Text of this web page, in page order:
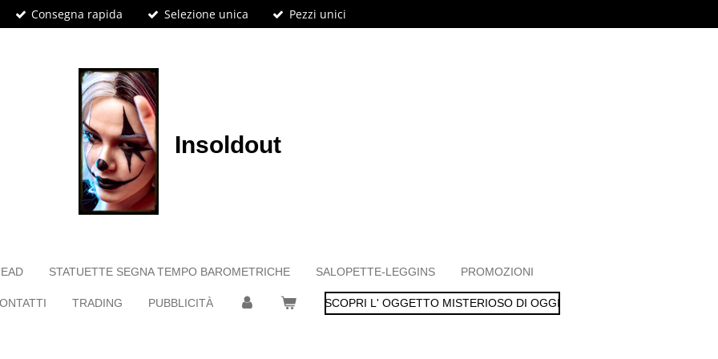
Consegna rapida Selezione unica Pezzi unici
Insoldout
STATUETTE SEGNA TEMPO BAROMETRICHE SALOPETTE-LEGGINS PROMOZIONI
TRADING PUBBLICITÀ SCOPRI L' OGGETTO MISTERIOSO DI OGGI